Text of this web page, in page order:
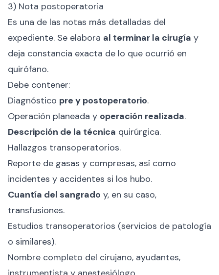
3) Nota postoperatoria
Es una de las notas más detalladas del
expediente. Se elabora al terminar la cirugía y
deja constancia exacta de lo que ocurrió en
quirófano.
Debe contener:
Diagnóstico pre y postoperatorio.
Operación planeada y operación realizada.
Descripción de la técnica quirúrgica.
Hallazgos transoperatorios.
Reporte de gasas y compresas, así como
incidentes y accidentes si los hubo.
Cuantía del sangrado y, en su caso,
transfusiones.
Estudios transoperatorios (servicios de patología
o similares).
Nombre completo del cirujano, ayudantes,